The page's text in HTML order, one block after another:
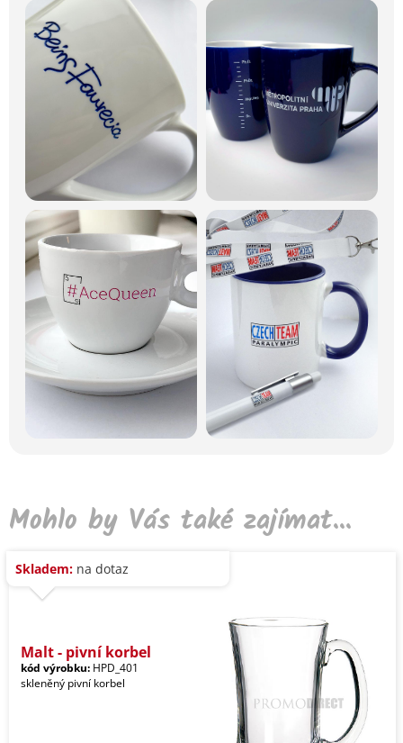
Mohlo by Vás také zajímat...
Skladem: na dotaz
Malt - pivní korbel
kód výrobku: HPD_401
skleněný pivní korbel